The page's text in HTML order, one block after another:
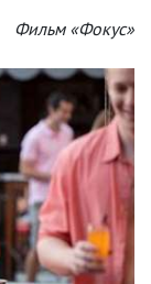
Фильм «Фокус»